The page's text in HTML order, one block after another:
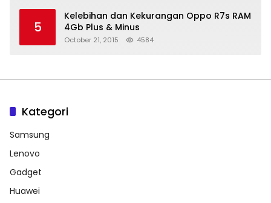
5
Kelebihan dan Kekurangan Oppo R7s RAM
4Gb Plus & Minus
October 21, 2015 4584
Kategori
Samsung
Lenovo
Gadget
Huawei